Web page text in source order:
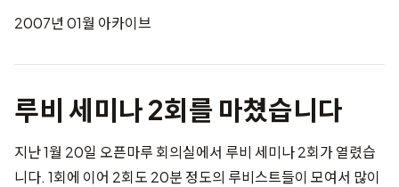
2007년 01월 아카이브
루비 세미나 2회를 마쳤습니다
지난 1월 20일 오픈마루 회의실에서 루비 세미나 2회가 열렸습
니다. 1회에 이어 2회도 20분 정도의 루비스트들이 모여서 많이